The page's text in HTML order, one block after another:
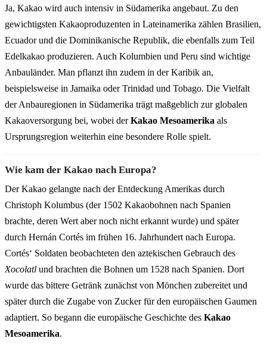
Ja, Kakao wird auch intensiv in Südamerika angebaut. Zu den
gewichtigsten Kakaoproduzenten in Lateinamerika zählen Brasilien,
Ecuador und die Dominikanische Republik, die ebenfalls zum Teil
Edelkakao produzieren. Auch Kolumbien und Peru sind wichtige
Anbauländer. Man pflanzt ihn zudem in der Karibik an,
beispielsweise in Jamaika oder Trinidad und Tobago. Die Vielfalt
der Anbauregionen in Südamerika trägt maßgeblich zur globalen
Kakaoversorgung bei, wobei derKakao Mesoamerika als
Ursprungsregion weiterhin eine besondere Rolle spielt.
Wie kam der Kakao nach Europa?
Der Kakao gelangte nach der Entdeckung Amerikas durch
Christoph Kolumbus (der 1502 Kakaobohnen nach Spanien
brachte, deren Wert aber noch nicht erkannt wurde) und später
durch Hernán Cortés im frühen 16. Jahrhundert nach Europa.
Cortés‘ Soldaten beobachteten den aztekischen Gebrauch des
Xocolatl und brachten die Bohnen um 1528 nach Spanien. Dort
wurde das bittere Getränk zunächst von Mönchen zubereitet und
später durch die Zugabe von Zucker für den europäischen Gaumen
adaptiert. So begann die europäische Geschichte des Kakao
Mesoamerika.